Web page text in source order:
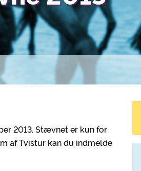
2013. Stævnet er kun for
af Tvistur kan du indmelde